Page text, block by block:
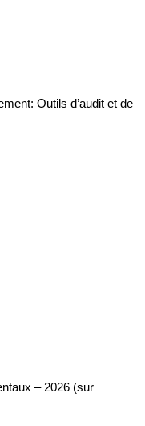
Outils d’audit et de
– 2026 (sur